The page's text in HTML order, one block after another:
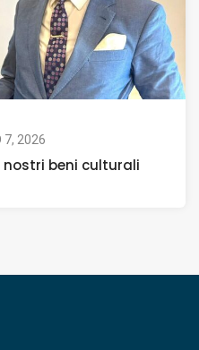
7, 2026
nostri beni culturali